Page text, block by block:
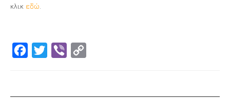
κλικ εδώ
Facebook
Twitter Viber